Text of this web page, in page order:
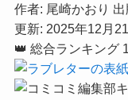
作者: 尾崎かおり
更新: 2025年12月
👑 総合ランキング